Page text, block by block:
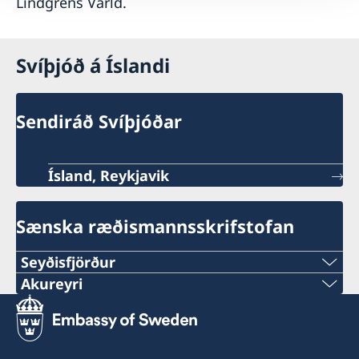
Svíþjóð á Íslandi
Sendiráð Svíþjóðar
Ísland, Reykjavik
Sænska ræðismannsskrifstofan
Seyðisfjörður
Fossgata 4
710 Seyðisfjörður
Akureyri
Munkaþverárstræti 3,
600 Akureyri